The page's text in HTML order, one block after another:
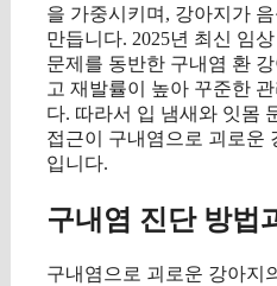
을 가중시키며, 강아지가
만듭니다. 2025년 최신 임
문제를 동반한 구내염 환
고 재발률이 높아 꾸준한
다. 따라서 입 냄새와 잇몸
접근이 구내염으로 괴로운
입니다.
구내염 진단 방법
구내염으로 괴로운 강아지